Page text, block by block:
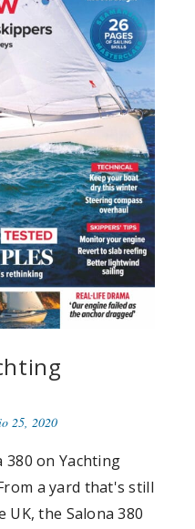
25, 2020
380 on Yachting
a yard that's still
the Salona 380